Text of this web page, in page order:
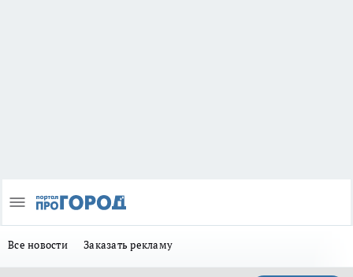
Все новости Заказать рекламу